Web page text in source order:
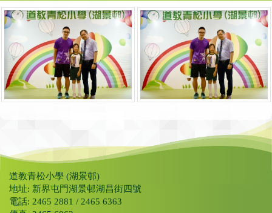
道教青松小學 (湖景邨)
地址: 新界屯門湖景邨湖昌街四號
電話: 2465 2881 / 2465 6363